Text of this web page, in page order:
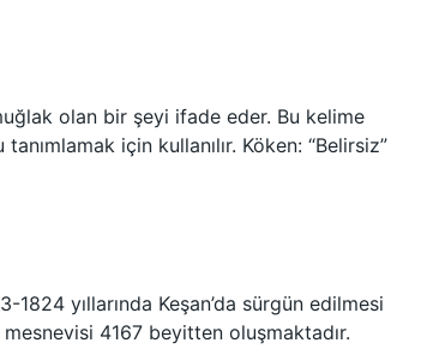
olan bir şeyi ifade eder. Bu kelime
için kullanılır. Köken: “Belirsiz”
yıllarında Keşan’da sürgün edilmesi
4167 beyitten oluşmaktadır.